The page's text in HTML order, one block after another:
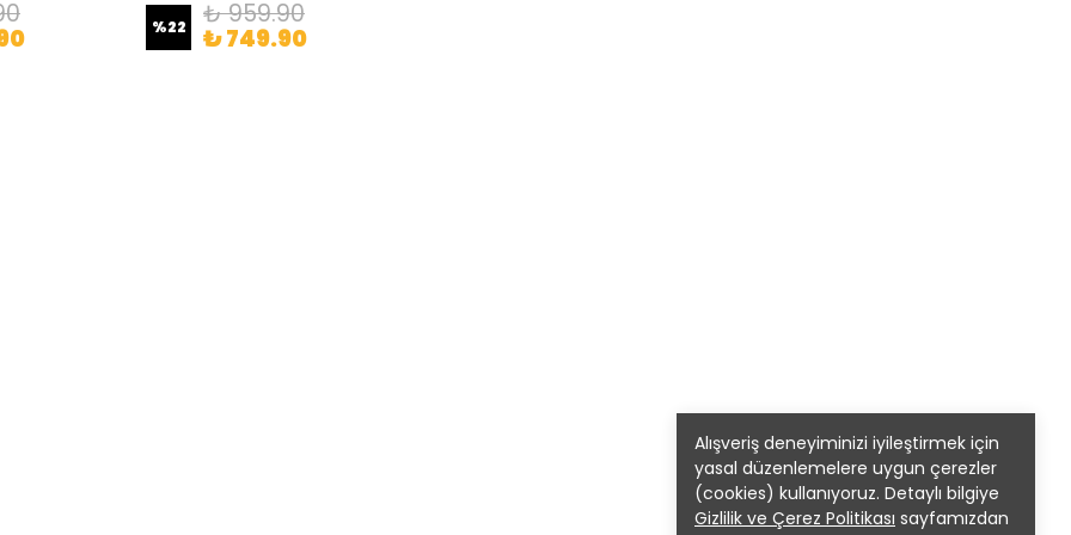
Alışveriş deneyiminizi iyileştirmek için
yasal düzenlemelere uygun çerezler
(cookies) kullanıyoruz. Detaylı bilgiye
Gizlilik ve Çerez Politikası sayfamızdan
%22 ₺ 959.90
₺ 749.90